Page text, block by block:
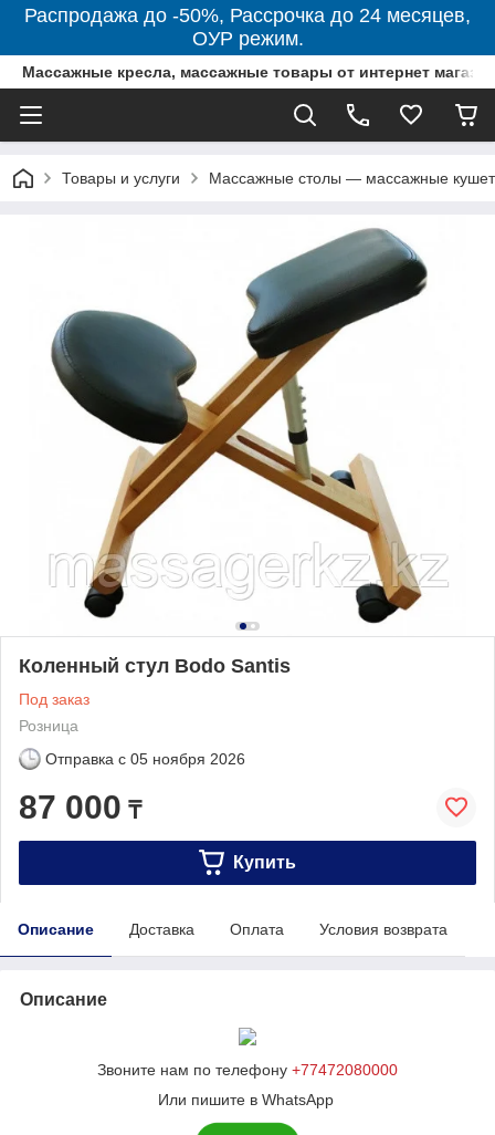
Распродажа до -50%, Рассрочка до 24 месяцев,
ОУР режим.
Массажные кресла, массажные товары от интернет
Товары и услуги Массажные столы — массажные
Коленный стул Bodo Santis
Под заказ
Розница
Отправка с 05 ноября 2026
87 000 ₸
Купить
Описание Доставка Оплата Условия возврата
Описание
Звоните нам по телефону +77472080000
Или пишите в WhatsApp